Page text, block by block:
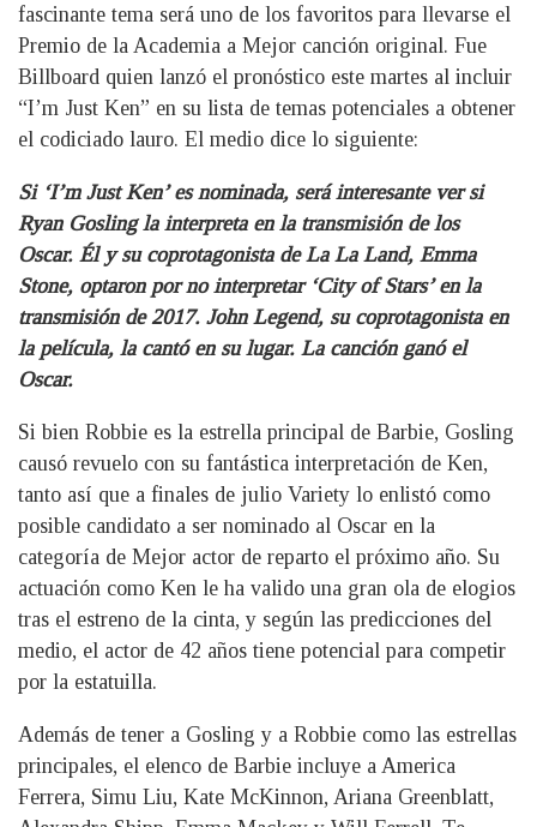
fascinante tema será uno de los favoritos para llevarse el
Premio de la Academia a Mejor canción original. Fue
Billboard quien lanzó el pronóstico este martes al incluir
“I’m Just Ken” en su lista de temas potenciales a obtener
el codiciado lauro. El medio dice lo siguiente:
Si ‘I’m Just Ken’ es nominada, será interesante ver si
Ryan Gosling la interpreta en la transmisión de los
Oscar. Él y su coprotagonista de La La Land, Emma
Stone, optaron por no interpretar ‘City of Stars’ en la
transmisión de 2017. John Legend, su coprotagonista en
la película, la cantó en su lugar. La canción ganó el
Oscar.
Si bien Robbie es la estrella principal de Barbie, Gosling
causó revuelo con su fantástica interpretación de Ken,
tanto así que a finales de julio Variety lo enlistó como
posible candidato a ser nominado al Oscar en la
categoría de Mejor actor de reparto el próximo año. Su
actuación como Ken le ha valido una gran ola de elogios
tras el estreno de la cinta, y según las predicciones del
medio, el actor de 42 años tiene potencial para competir
por la estatuilla.
Además de tener a Gosling y a Robbie como las estrellas
principales, el elenco de Barbie incluye a America
Ferrera, Simu Liu, Kate McKinnon, Ariana Greenblatt,